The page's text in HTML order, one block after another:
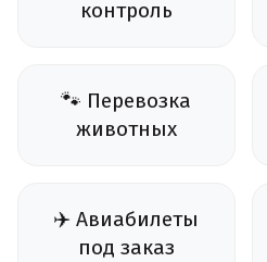
контроль
🐾 Перевозка
животных
✈️ Авиабилеты
под заказ